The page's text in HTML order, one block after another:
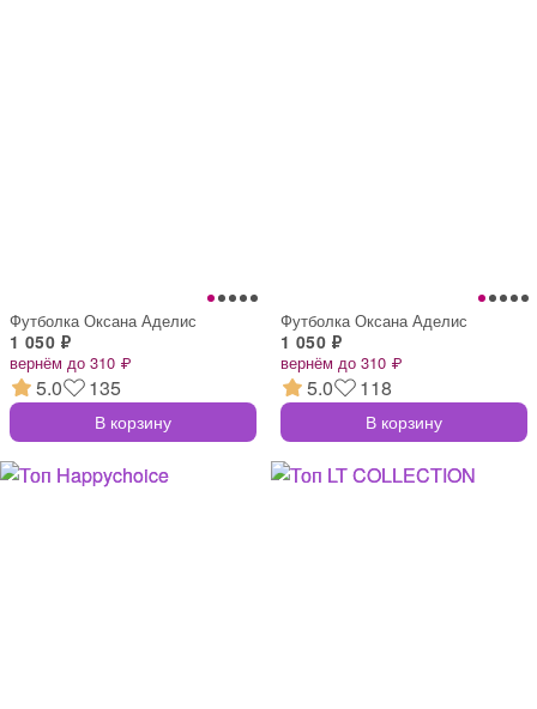
Футболка Оксана Аделис
1 050 ₽
вернём до 310 ₽
5.0 135
В корзину
Футболка Оксана Аделис
1 050 ₽
вернём до 310 ₽
5.0 118
В корзину